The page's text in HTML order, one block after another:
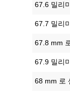
67.6 밀리
67.7 밀리
67.8 mm
67.9 밀리
68 mm 로